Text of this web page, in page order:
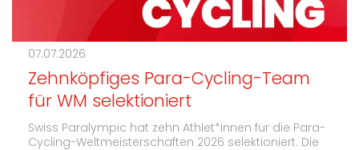
07.07.2026
Zehnköpfiges Para-Cycling-Team
für WM selektioniert
Swiss Paralympic hat zehn Athlet*innen für die Para-
Cycling-Weltmeisterschaften 2026 selektioniert. Die